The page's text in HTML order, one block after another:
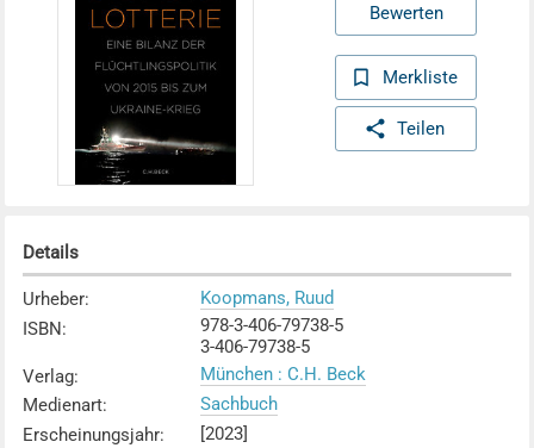
Bewerten
Merkliste
Teilen
Details
Urheber:
Koopmans, Ruud
ISBN:
978-3-406-79738-5
3-406-79738-5
Verlag:
München : C.H. Beck
Medienart:
Sachbuch
Erscheinungsjahr: [2023]